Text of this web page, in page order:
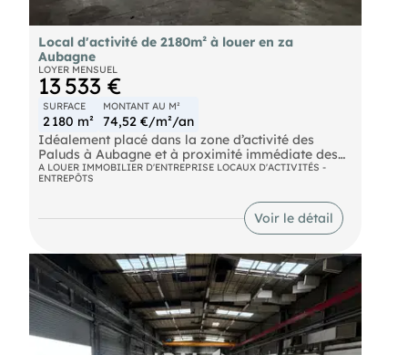
Local d'activité de 2180m² à louer en za
Aubagne
LOYER MENSUEL
13 533 €
SURFACE
2 180 m²
MONTANT AU M²
74,52 €/m²/an
Idéalement placé dans la zone d’activité des
Paluds à Aubagne et à proximité immédiate des
axes autoroutiers, vous propose un local
d’activités de 2 180 m2 à louer.
Aéroport Marseille Provence à 40 min
Autoroute A50 à 3 minutes
Caractéristiques techniques :
Hauteur libre sous poutre : 5 mètres
Quai niveleurs : 1
Portes Sectionnelles de plain pied : 2 unités,
A LOUER IMMOBILIER D'ENTREPRISE LOCAUX D'ACTIVITÉS -
ENTREPÔTS
Voir le détail